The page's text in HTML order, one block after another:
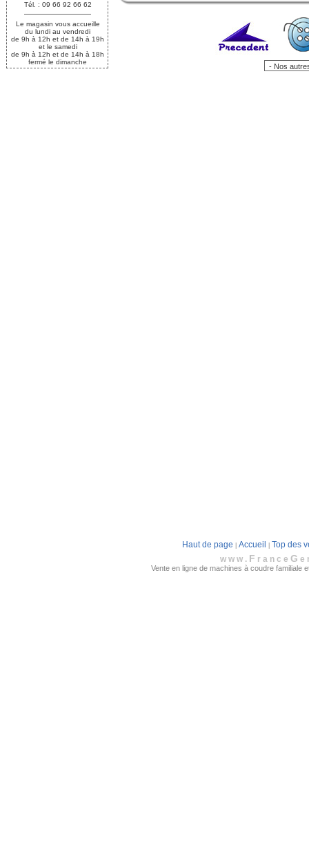
Tél. : 09 66 92 66 62
Le magasin vous accueille
du lundi au vendredi
de 9h à 12h et de 14h à 19h
et le samedi
de 9h à 12h et de 14h à 18h
fermé le dimanche
Haut de page Accueil
Top des
www. F rance G
Vente en ligne de machines à coudre familiale